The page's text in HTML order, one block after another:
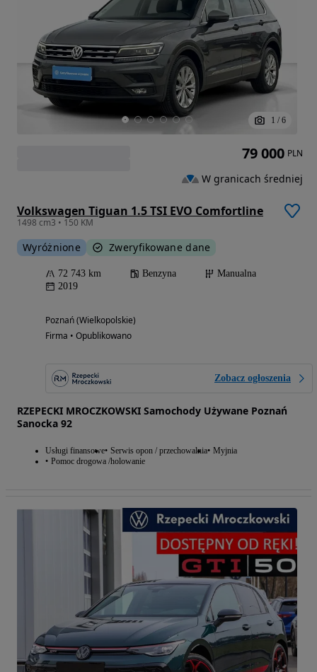
1 / 6
Volkswagen Tiguan 1.5 TSI EVO Comfortline
1498 cm3 • 150 KM
Wyróżnione Zweryfikowane dane
72 743 km Benzyna
Manualna
2019
Poznań (Wielkopolskie)
Firma • Opublikowano
Zobacz ogłoszenia
RZEPECKI MROCZKOWSKI Samochody Używane Poznań
Sanocka 92
Usługi finansowe Serwis opon / przechowalnia Myjnia
Pomoc drogowa /holowanie
79 000 PLN
W granicach średniej